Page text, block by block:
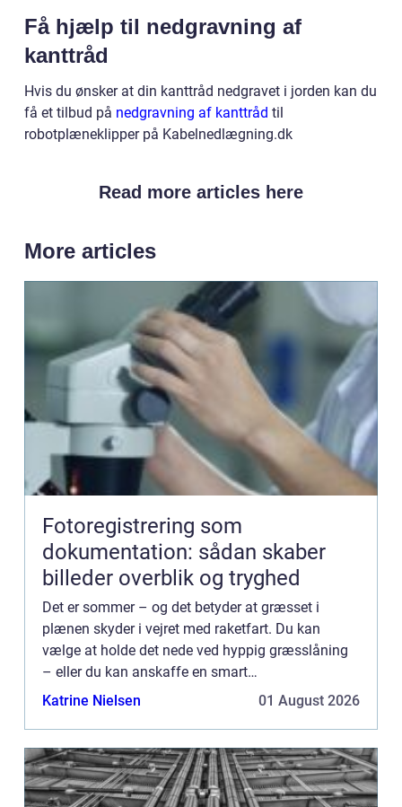
Få hjælp til nedgravning af
kanttråd
Hvis du ønsker at din kanttråd nedgravet i jorden kan du
få et tilbud på nedgravning af kanttråd til
robotplæneklipper på Kabelnedlægning.dk
Read more articles here
More articles
Fotoregistrering som
dokumentation: sådan skaber
billeder overblik og tryghed
Det er sommer – og det betyder at græsset i
plænen skyder i vejret med raketfart. Du kan
vælge at holde det nede ved hyppig græsslåning
– eller du kan anskaffe en smart
robotplæneklipper. Hvad er fordel...
Katrine Nielsen 01 August 2026